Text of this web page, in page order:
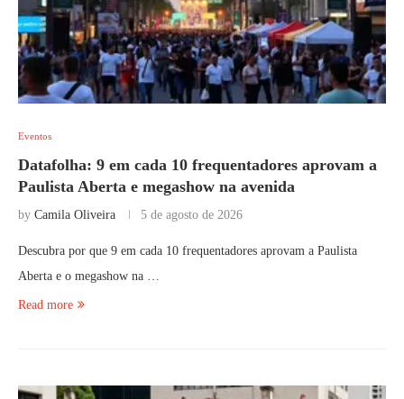
Eventos
Datafolha: 9 em cada 10 frequentadores aprovam a
Paulista Aberta e megashow na avenida
by Camila Oliveira 5 de agosto de 2026
Descubra por que 9 em cada 10 frequentadores aprovam a Paulista
Aberta e o megashow na …
Read more